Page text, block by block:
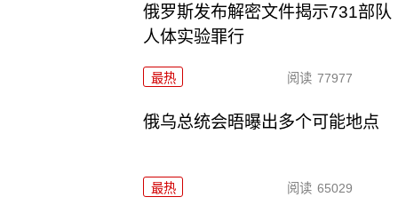
俄罗斯发布解密文件揭示731部队
人体实验罪行
最热 阅读 77977
俄乌总统会晤曝出多个可能地点
最热 阅读 65029